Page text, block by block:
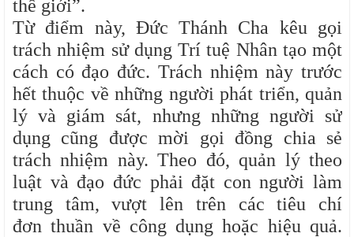
thế giới”.
Từ điểm này, Đức Thánh Cha kêu gọi
trách nhiệm sử dụng Trí tuệ Nhân tạo một
cách có đạo đức. Trách nhiệm này trước
hết thuộc về những người phát triển, quản
lý và giám sát, nhưng những người sử
dụng cũng được mời gọi đồng chia sẻ
trách nhiệm này. Theo đó, quản lý theo
luật và đạo đức phải đặt con người làm
trung tâm, vượt lên trên các tiêu chí
đơn thuần về công dụng hoặc hiệu quả.